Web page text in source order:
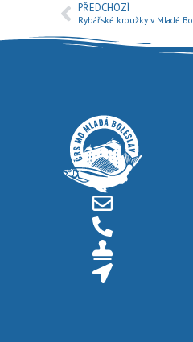
PŘEDCHOZÍ
Rybářské kroužky v Mladé